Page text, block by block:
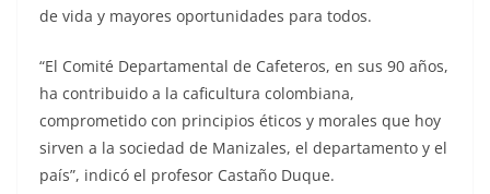
de vida y mayores oportunidades para todos.
“El Comité Departamental de Cafeteros, en sus 90 años,
ha contribuido a la caficultura colombiana,
comprometido con principios éticos y morales que hoy
sirven a la sociedad de Manizales, el departamento y el
país”, indicó el profesor Castaño Duque.